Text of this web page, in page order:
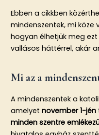
Ebben a cikkben
mindenszentek, mi
hogyan élhetjük meg
vallásos háttérrel, akár
Mi az a
A mindenszentek a
amelyetnovember 1-jén
minden szentre